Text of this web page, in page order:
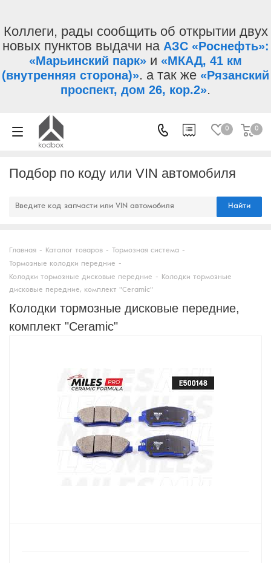
Коллеги, рады сообщить об открытии двух
новых пунктов выдачи на АЗС «Роснефть»:
«Марьинский парк» и «МКАД, 41 км
(внутренняя сторона)». а так же «Рязанский
проспект, дом 26, кор.2».
0 0
Подбор по коду или VIN автомобиля
Найти
Главная - Каталог товаров - Тормозная система -
Тормозные колодки передние -
Колодки тормозные дисковые передние -
Колодки тормозные
дисковые передние, комплект "Ceramic"
Колодки тормозные дисковые передние,
комплект "Ceramic"